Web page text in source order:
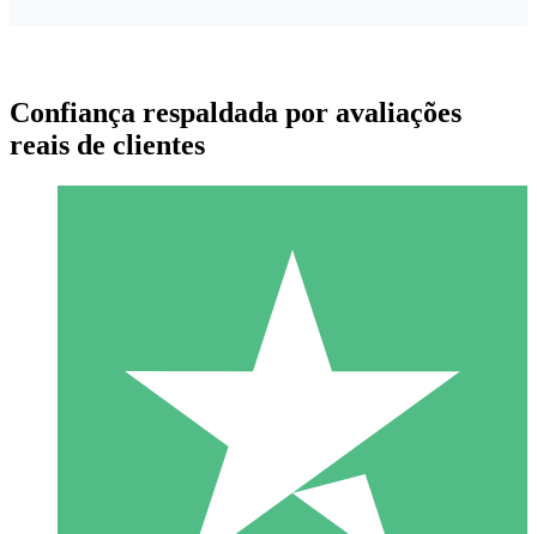
Pacotes de Créditos Individuais
Pague conforme o uso com créditos de download. Sem
1000
Confiança respaldada por avaliações
reais de clientes